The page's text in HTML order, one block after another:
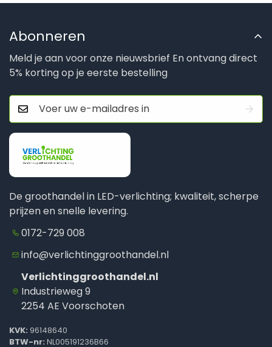
De groothandel in LED-verlichting; kwaliteit, scherpe
prijzen en snelle levering.
0172-729 008
info@verlichtinggroothandel.nl
Verlichtinggroothandel.nl
Industrieweg 9
2254 AE Voorschoten
KVK: 96148640
BTW-nr: NL005191236B66
Abonneren
Meld je aan voor onze nieuwsbrief En ontvang direct
5% korting op je eerste bestelling